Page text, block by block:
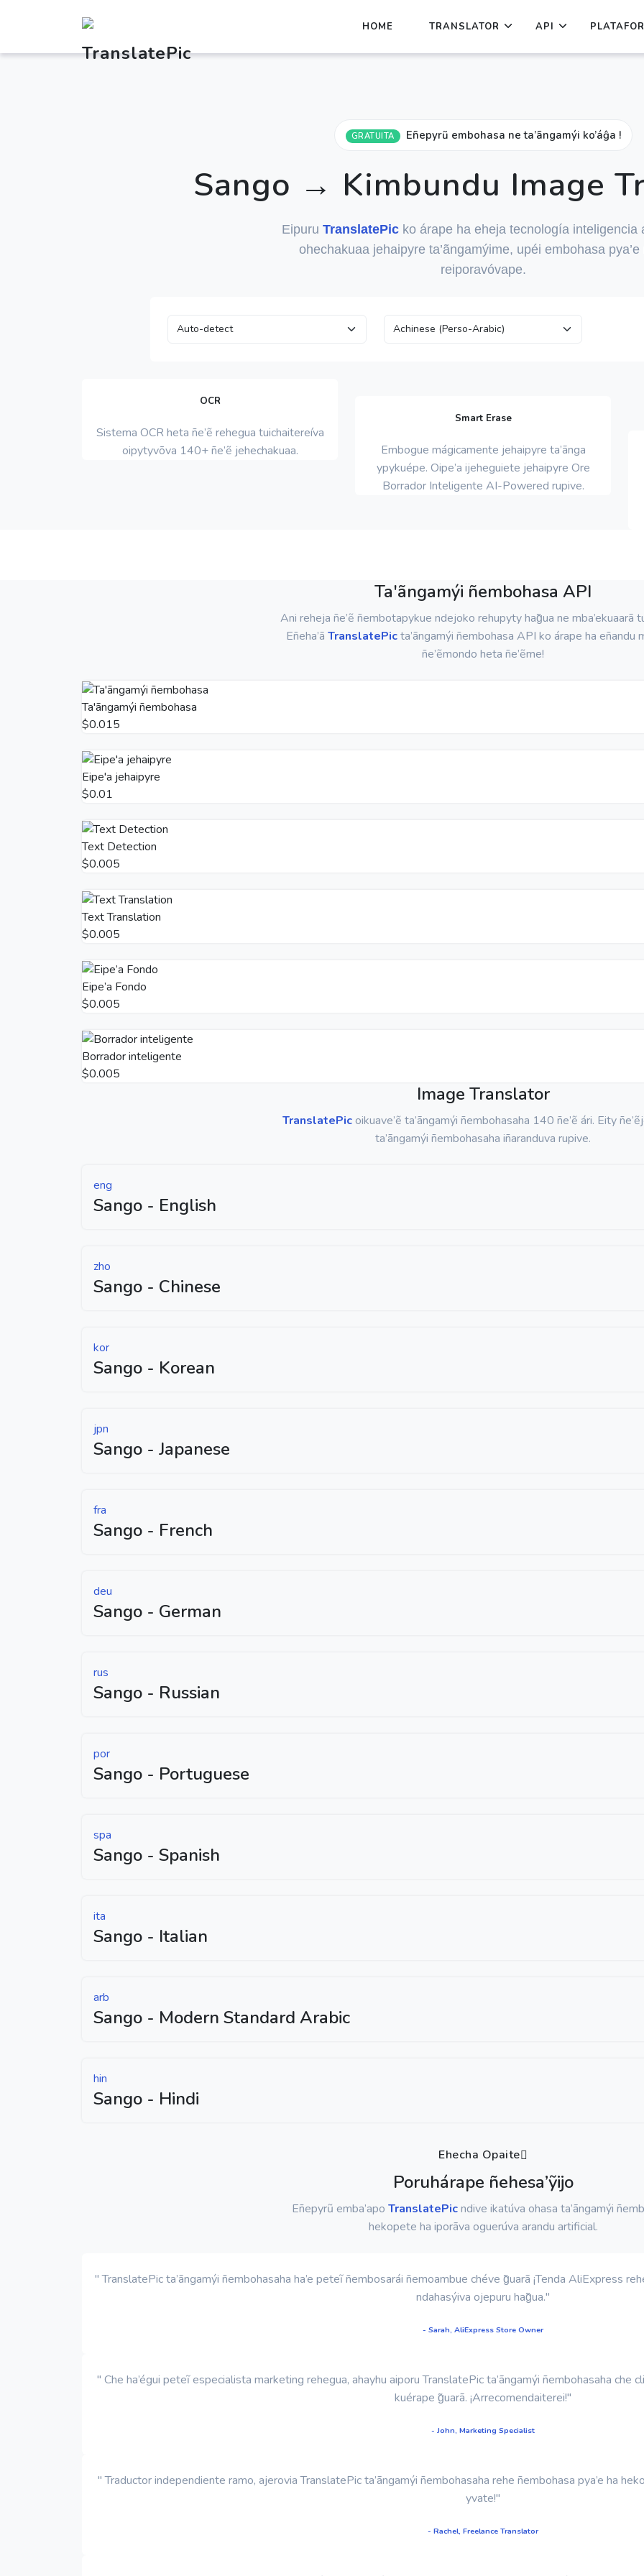
HOME TRANSLATOR API
GRATUITA Eñepyrũ embohasa ne ta’ãngamýi ko’áĝa !
Sango → Kimbundu Image
Eipuru TranslatePicko árape ha eheja tecnología inteligencia
ohechakuaa jehaipyre ta’ãngamýime, upéi embohasa pya’e
reiporavóvape.
OCR
Sistema OCR heta ñe’ẽ rehegua tuichaitereíva
oipytyvõva 140+ ñe’ẽ jehechakuaa.
Smart Erase
Embogue mágicamente jehaipyre ta’ãnga
ypykuépe. Oipe’a ijeheguiete jehaipyre Ore
Borrador Inteligente AI-Powered rupive.
Ta'ãngamýi ñembohasa API
Ani reheja ñe’ẽ ñembotapykue ndejoko rehupyty hag̃ua ne mba’ekuaarã
Eñeha’ã TranslatePicta’ãngamýi ñembohasa API ko árape ha eñandu
ñe’ẽmondo heta ñe’ẽme!
Ta'ãngamýi ñembohasa
$0.015
Eipe'a jehaipyre
$0.01
Text Detection
$0.005
Text Translation
$0.005
Eipe’a Fondo
$0.005
Borrador inteligente
$0.005
Image Translator
TranslatePicoikuave’ẽ ta’ãngamýi ñembohasaha 140 ñe’ẽ ári. Eity
ta’ãngamýi ñembohasaha iñaranduva rupive.
eng
Sango - English
zho
Sango - Chinese
kor
Sango - Korean
jpn
Sango - Japanese
fra
Sango - French
deu
Sango - German
rus
Sango - Russian
por
Sango - Portuguese
spa
Sango - Spanish
ita
Sango - Italian
arb
Sango - Modern Standard Arabic
hin
Sango - Hindi
Ehecha Opaite
Poruhárape ñehesa’ỹijo
Eñepyrũ emba’apo TranslatePicndive ikatúva ohasa ta’ãngamýi
hekopete ha iporãva oguerúva arandu artificial.
" TranslatePic ta’ãngamýi ñembohasaha ha’e peteĩ ñembosarái ñemoambue chéve g̃uarã ¡Tenda AliExpress
ndahasýiva ojepuru hag̃ua."
- Sarah, AliExpress Store Owner
" Che ha’égui peteĩ especialista marketing rehegua, ahayhu aiporu TranslatePic ta’ãngamýi ñembohasaha
kuérape g̃uarã. ¡Arrecomendaiterei!"
- John, Marketing Specialist
" Traductor independiente ramo, ajerovia TranslatePic ta’ãngamýi ñembohasaha rehe ñembohasa pya’e ha
yvate!"
- Rachel, Freelance Translator